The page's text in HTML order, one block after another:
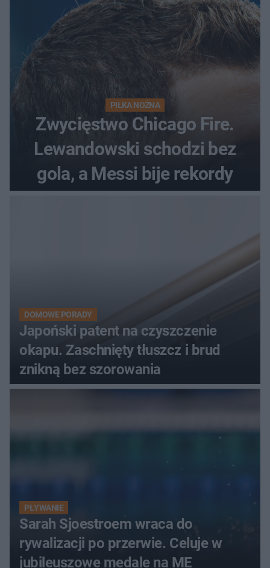
PIŁKA NOŻNA
Zwycięstwo Chicago Fire.
Lewandowski schodzi bez
gola, a Messi bije rekordy
DOMOWE PORADY
Japoński patent na czyszczenie
okapu. Zaschnięty tłuszcz i brud
znikną bez szorowania
PŁYWANIE
Sarah Sjoestroem wraca do
rywalizacji po przerwie. Celuje w
jubileuszowe medale na ME